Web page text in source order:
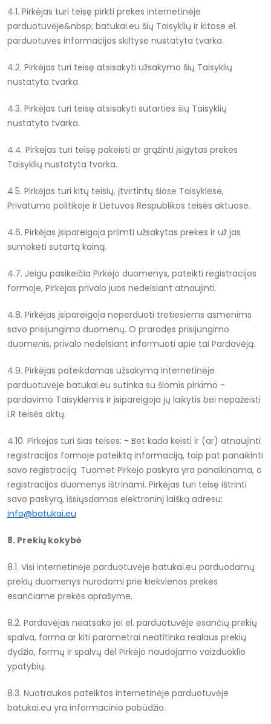
4.1. Pirkėjas turi teisę pirkti prekes internetinėje
parduotuvėje&nbsp; batukai.eu šių Taisyklių ir kitose el.
parduotuvės informacijos skiltyse nustatyta tvarka.
4.2. Pirkėjas turi teisę atsisakyti užsakymo šių Taisyklių
nustatyta tvarka.
4.3. Pirkėjas turi teisę atsisakyti sutarties šių Taisyklių
nustatyta tvarka.
4.4. Pirkėjas turi teisę pakeisti ar grąžinti įsigytas prekes
Taisyklių nustatyta tvarka.
4.5. Pirkėjas turi kitų teisių, įtvirtintų šiose Taisyklėse,
Privatumo politikoje ir Lietuvos Respublikos teisės aktuose.
4.6. Pirkėjas įsipareigoja priimti užsakytas prekes ir už jas
sumokėti sutartą kainą.
4.7. Jeigu pasikeičia Pirkėjo duomenys, pateikti registracijos
formoje, Pirkėjas privalo juos nedelsiant atnaujinti.
4.8. Pirkėjas įsipareigoja neperduoti tretiesiems asmenims
savo prisijungimo duomenų. O praradęs prisijungimo
duomenis, privalo nedelsiant informuoti apie tai Pardavėją.
4.9. Pirkėjas pateikdamas užsakymą internetinėje
parduotuvėje batukai.eu sutinka su šiomis pirkimo -
pardavimo Taisyklėmis ir įsipareigoja jų laikytis bei nepažeisti
LR teisės aktų.
4.10. Pirkėjas turi šias teises: - Bet kada keisti ir (ar) atnaujinti
registracijos formoje pateiktą informaciją, taip pat panaikinti
savo registraciją. Tuomet Pirkėjo paskyra yra panaikinama, o
registracijos duomenys ištrinami. Pirkėjas turi teisę ištrinti
savo paskyrą, išsiųsdamas elektroninį laišką adresu:
info@batukai.eu
8. Prekių kokybė
8.1. Visi internetinėje parduotuvėje batukai.eu parduodamų
prekių duomenys nurodomi prie kiekvienos prekės
esančiame prekės aprašyme.
8.2. Pardavėjas neatsako jei el. parduotuvėje esančių prekių
spalva, forma ar kiti parametrai neatitinka realaus prekių
dydžio, formų ir spalvų dėl Pirkėjo naudojamo vaizduoklio
ypatybių.
8.3. Nuotraukos pateiktos internetinėje parduotuvėje
batukai.eu yra informacinio pobūdžio.